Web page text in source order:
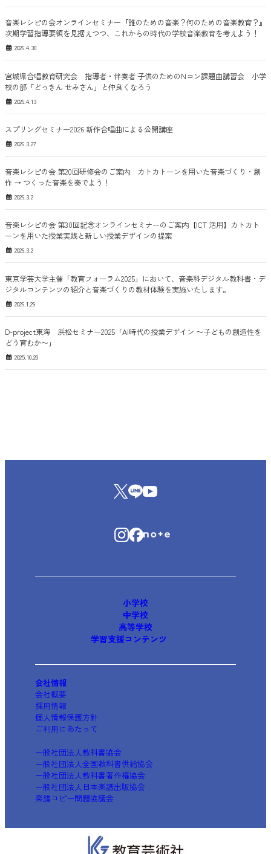
音楽レシピの会オンラインセミナー『誰のための音楽？何のための音楽教育？』
次期学習指導要領を見据えつつ、これからの時代の学校音楽教育を考えよう！
2026.4.30
宮城県合唱教育研究会 指導者・伴奏者 子供のためのNコン課題曲講習会 小学
校の部「どっきん せみさん」と仲良くなろう
2026.4.13
スプリングセミナー2026 新作合唱曲による公開講座
2026.3.27
音楽レシピの会 第20回研修会のご案内 カトカトーンを用いた音楽づくり・創
作 → つくった音楽を奏でよう！
2026.3.2
音楽レシピの会 第30回記念オンラインセミナーのご案内【ICT 活用】カトカト
ーンを用いた授業実践と新しい授業デザインの提案
2026.3.2
東京学芸大学主催「教育フォーラム2025」において、音楽科デジタル教科書・デ
ジタルコンテンツの紹介と音楽づくりの教材体験を実施いたします。
2026.1.29
D-project東海 浜松セミナー2025「AI時代の授業デザイン 〜子どもの創造性を
どう育むか〜」
2025.10.20
小学校
中学校
高等学校
学習支援コンテンツ
会社情報
会社概要
採用情報
個人情報保護方針
ご利用にあたって
一般社団法人教科書協会
一般社団法人全国教科書供給協会
一般社団法人教科書著作権協会
一般社団法人日本楽譜出版協会
楽譜コピー問題協議会